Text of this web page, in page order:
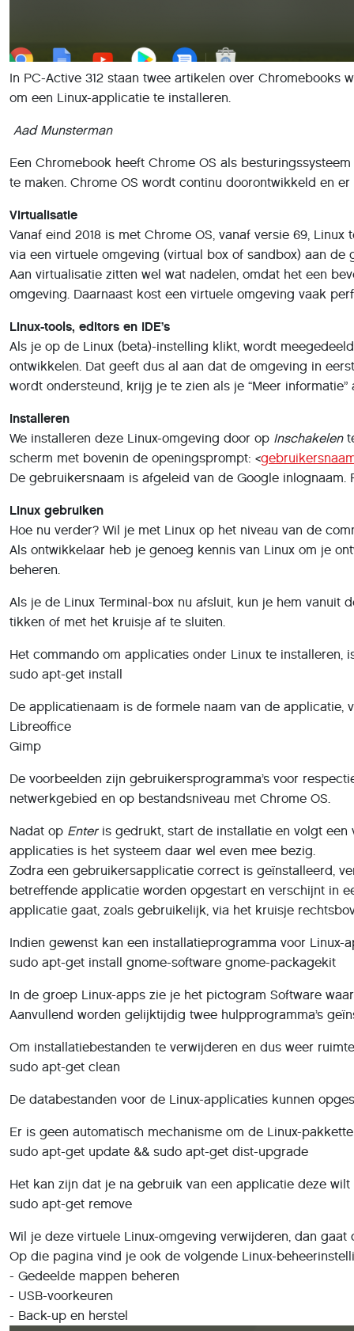
In PC-Active 312 staan twee artikelen over
om een Linux-applicatie te installeren.
Aad Munsterman
Een Chromebook heeft Chrome OS als
te maken. Chrome OS wordt continu doorontwikkeld en
Virtualisatie
Vanaf eind 2018 is met Chrome OS, vanaf versie 69,
via een virtuele omgeving (virtual box of sandbox) aan
Aan virtualisatie zitten wel wat nadelen, omdat het een
omgeving. Daarnaast kost een virtuele omgeving vaak
Linux-tools, editors en IDE’s
Als je op de Linux (beta)-instelling klikt, wordt
ontwikkelen. Dat geeft dus al aan dat de omgeving in
wordt ondersteund, krijg je te zien als je “Meer
Installeren
We installeren deze Linux-omgeving door op Inschakelen
scherm met bovenin de openingsprompt: <
De gebruikersnaam is afgeleid van de Google
Linux gebruiken
Hoe nu verder? Wil je met Linux op het niveau van de
Als ontwikkelaar heb je genoeg kennis van Linux om je
beheren.
Als je de Linux Terminal-box nu afsluit, kun je hem vanuit
tikken of met het kruisje af te sluiten.
Het commando om applicaties onder Linux te installeren,
sudo apt-get install
De applicatienaam is de formele naam van de applicatie,
Libreoffice
Gimp
De voorbeelden zijn gebruikersprogramma’s voor
netwerkgebied en op bestandsniveau met Chrome OS.
Nadat op Enteris gedrukt, start de installatie en volgt een
applicaties is het systeem daar wel even mee bezig.
Zodra een gebruikersapplicatie correct is geïnstalleerd,
betreffende applicatie worden opgestart en verschijnt in
applicatie gaat, zoals gebruikelijk, via het kruisje
Indien gewenst kan een installatieprogramma voor
sudo apt-get install gnome-software gnome-packagekit
In de groep Linux-apps zie je het pictogram Software
Aanvullend worden gelijktijdig twee hulpprogramma’s
Om installatiebestanden te verwijderen en dus weer
sudo apt-get clean
De databestanden voor de Linux-applicaties kunnen
Er is geen automatisch mechanisme om de Linux-
sudo apt-get update && sudo apt-get dist-upgrade
Het kan zijn dat je na gebruik van een applicatie deze
sudo apt-get remove
Wil je deze virtuele Linux-omgeving verwijderen, dan gaat
Op die pagina vind je ook de volgende Linux-
- Gedeelde mappen beheren
- USB-voorkeuren
- Back-up en herstel